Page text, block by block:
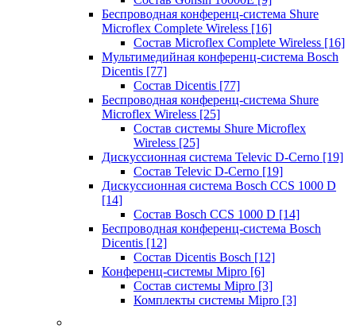
Беспроводная конференц-система Shure
Microflex Complete Wireless [16]
Состав Microflex Complete Wireless [16]
Мультимедийная конференц-система Bosch
Dicentis [77]
Состав Dicentis [77]
Беспроводная конференц-система Shure
Microflex Wireless [25]
Состав системы Shure Microflex
Wireless [25]
Дискуссионная система Televic D-Cerno [19]
Состав Televic D-Cerno [19]
Дискуссионная система Bosch CCS 1000 D
[14]
Состав Bosch CCS 1000 D [14]
Беспроводная конференц-система Bosch
Dicentis [12]
Состав Dicentis Bosch [12]
Конференц-системы Mipro [6]
Состав системы Mipro [3]
Комплекты системы Mipro [3]